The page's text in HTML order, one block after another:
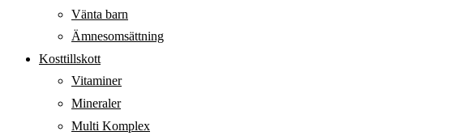
Vänta barn
Ämnesomsättning
Kosttillskott
Vitaminer
Mineraler
Multi Komplex